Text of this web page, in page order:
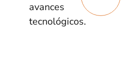
avances
tecnológicos.